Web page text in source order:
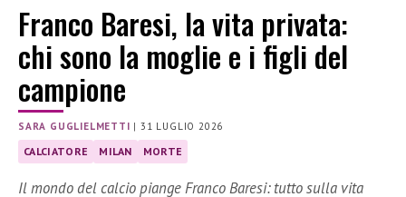
Franco Baresi, la vita privata:
chi sono la moglie e i figli del
campione
SARA GUGLIELMETTI |31 LUGLIO 2026
CALCIATORE MILAN MORTE
Il mondo del calcio piange Franco Baresi: tutto sulla vita